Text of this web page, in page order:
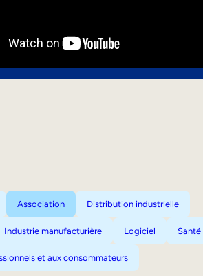
Association Distribution industrielle
Industrie manufacturière Logiciel Santé
et aux consommateurs